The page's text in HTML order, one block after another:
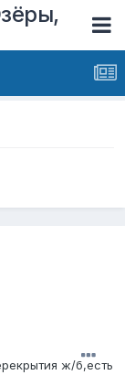
ж/б,есть